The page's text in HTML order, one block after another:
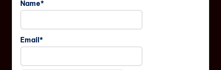
Name*
Email*